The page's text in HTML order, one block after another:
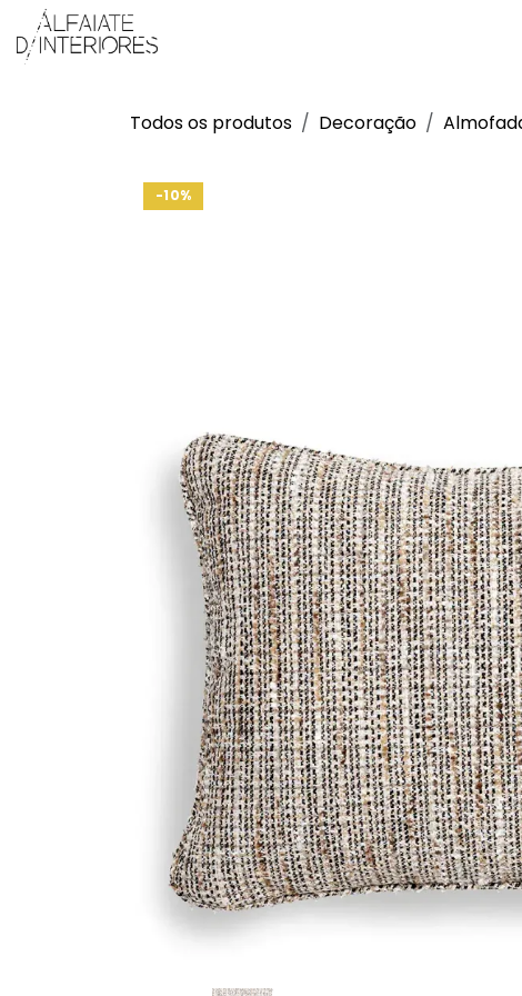
Pular para o conteúdo
Todos os produtos Decoração
-10%
-10%